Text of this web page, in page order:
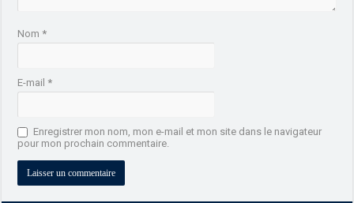
Nom*
E-mail*
Enregistrer mon nom, mon e-mail et mon site dans le navigateur
pour mon prochain commentaire.